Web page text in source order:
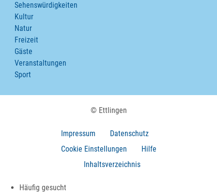
Sehenswürdigkeiten
Kultur
Natur
Freizeit
Gäste
Veranstaltungen
Sport
© Ettlingen
Impressum
Datenschutz
Cookie Einstellungen
Hilfe
Inhaltsverzeichnis
Häufig gesucht